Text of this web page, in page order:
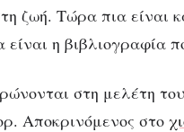
η
στην
ζωή. Τώρα πια είναι
η βιβλιογραφία
στη μελέτη
Αποκρινόμενος στο